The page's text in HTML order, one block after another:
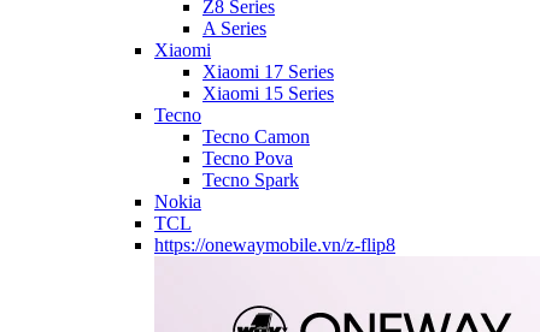
Z8 Series
A Series
Xiaomi
Xiaomi 17 Series
Xiaomi 15 Series
Tecno
Tecno Camon
Tecno Pova
Tecno Spark
Nokia
TCL
https://onewaymobile.vn/z-flip8